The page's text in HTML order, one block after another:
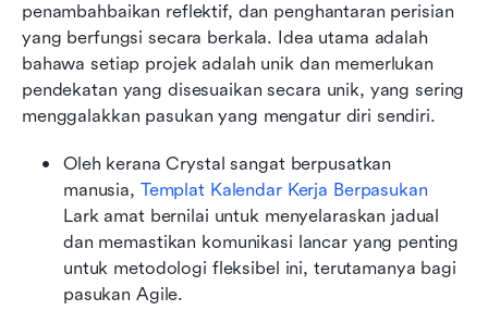
penambahbaikan reflektif, dan penghantaran perisian
yang berfungsi secara berkala. Idea utama adalah
bahawa setiap projek adalah unik dan memerlukan
pendekatan yang disesuaikan secara unik, yang sering
menggalakkan pasukan yang mengatur diri sendiri.
Oleh kerana Crystal sangat berpusatkan
manusia, Templat Kalendar Kerja Berpasukan
Lark amat bernilai untuk menyelaraskan jadual
dan memastikan komunikasi lancar yang penting
untuk metodologi fleksibel ini, terutamanya bagi
pasukan Agile.